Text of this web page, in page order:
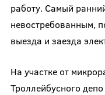
работу. Самый
невостребованным,
выезда и заезда
На участке от
Троллейбусного